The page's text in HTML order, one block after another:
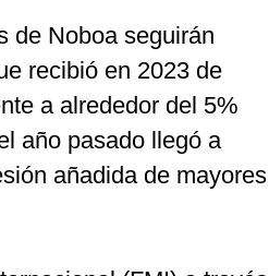
de Noboa seguirán
recibió en 2023 de
a alrededor del 5%
año pasado llegó a
añadida de mayores